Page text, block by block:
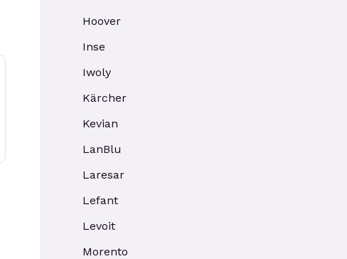
Hoover
Inse
Iwoly
Kärcher
Kevian
LanBlu
Laresar
Lefant
Levoit
Morento